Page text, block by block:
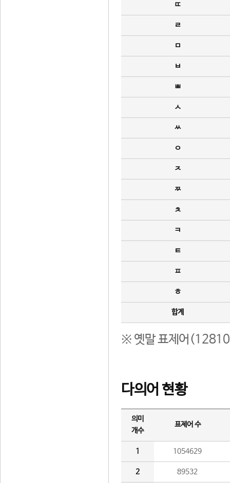
ㄸ
ㄹ
ㅁ
ㅂ
ㅃ
ㅅ
ㅆ
ㅇ
ㅈ
ㅉ
ㅊ
ㅋ
ㅌ
ㅍ
ㅎ
합계
※ 옛말 표제어(12810
다의어 현황
의미
개수
표제어 수
1 1054629
2 89532